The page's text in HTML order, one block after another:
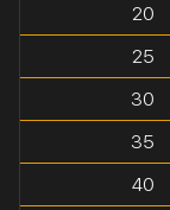
20
25
30
35
40